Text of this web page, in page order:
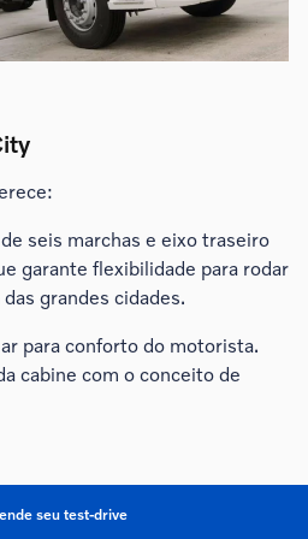
seis marchas e eixo traseiro
garante flexibilidade para rodar
grandes cidades.
para conforto do motorista.
cabine com o conceito de
seu test-drive